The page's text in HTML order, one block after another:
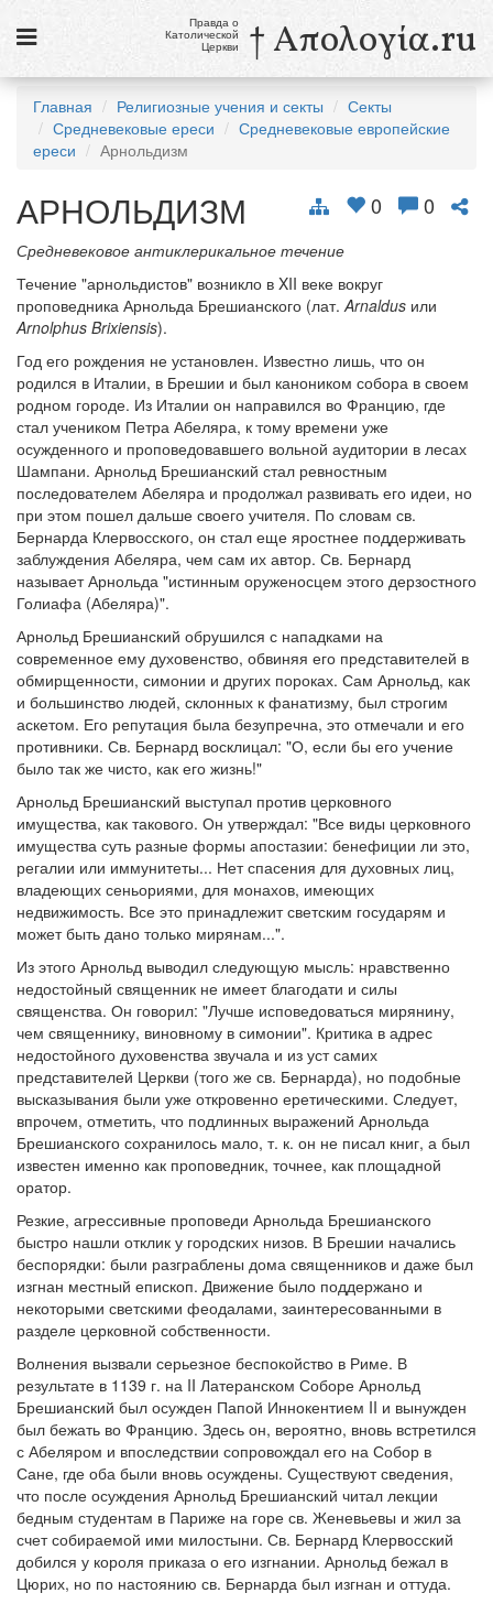
Новости
Галерея
Ссылки
Религиозные учения и секты, справочник
6 августа
Преображение Господне
см. календарь
Обратная связь
mail@apologia.ru
Отправить сообщение
Вход
Правда о
Католической
Церкви † Απολογία.ru
Главная Религиозные учения и секты
Секты
Средневековые ереси
Средневековые европейские
ереси
Арнольдизм
0 0
АРНОЛЬДИЗМ
Средневековое антиклерикальное течение
Течение "арнольдистов" возникло в XII веке вокруг
проповедника Арнольда Брешианского (лат.Arnaldus или
Arnolphus Brixiensis).
Год его рождения не установлен. Известно лишь, что он
родился в Италии, в Брешии и был каноником собора в своем
родном городе. Из Италии он направился во Францию, где
стал учеником Петра Абеляра, к тому времени уже
осужденного и проповедовавшего вольной аудитории в лесах
Шампани. Арнольд Брешианский стал ревностным
последователем Абеляра и продолжал развивать его идеи, но
при этом пошел дальше своего учителя. По словам св.
Бернарда Клервосского, он стал еще яростнее поддерживать
заблуждения Абеляра, чем сам их автор. Св. Бернард
называет Арнольда "истинным оруженосцем этого дерзостного
Голиафа (Абеляра)".
Арнольд Брешианский обрушился с нападками на
современное ему духовенство, обвиняя его представителей в
обмирщенности, симонии и других пороках. Сам Арнольд, как
и большинство людей, склонных к фанатизму, был строгим
аскетом. Его репутация была безупречна, это отмечали и его
противники. Св. Бернард восклицал: "О, если бы его учение
было так же чисто, как его жизнь!"
Арнольд Брешианский выступал против церковного
имущества, как такового. Он утверждал: "Все виды церковного
имущества суть разные формы апостазии: бенефиции ли это,
регалии или иммунитеты... Нет спасения для духовных лиц,
владеющих сеньориями, для монахов, имеющих
недвижимость. Все это принадлежит светским государям и
может быть дано только мирянам...".
Из этого Арнольд выводил следующую мысль: нравственно
недостойный священник не имеет благодати и силы
священства. Он говорил: "Лучше исповедоваться мирянину,
чем священнику, виновному в симонии". Критика в адрес
недостойного духовенства звучала и из уст самих
представителей Церкви (того же св. Бернарда), но подобные
высказывания были уже откровенно еретическими. Следует,
впрочем, отметить, что подлинных выражений Арнольда
Брешианского сохранилось мало, т. к. он не писал книг, а был
известен именно как проповедник, точнее, как площадной
оратор.
Резкие, агрессивные проповеди Арнольда Брешианского
быстро нашли отклик у городских низов. В Брешии начались
беспорядки: были разграблены дома священников и даже был
изгнан местный епископ. Движение было поддержано и
некоторыми светскими феодалами, заинтересованными в
разделе церковной собственности.
Волнения вызвали серьезное беспокойство в Риме. В
результате в 1139 г. на II Латеранском Соборе Арнольд
Брешианский был осужден Папой Иннокентием II и вынужден
был бежать во Францию. Здесь он, вероятно, вновь встретился
с Абеляром и впоследствии сопровождал его на Собор в
Сане, где оба были вновь осуждены. Существуют сведения,
что после осуждения Арнольд Брешианский читал лекции
бедным студентам в Париже на горе св. Женевьевы и жил за
счет собираемой ими милостыни. Св. Бернард Клервосский
добился у короля приказа о его изгнании. Арнольд бежал в
Цюрих, но по настоянию св. Бернарда был изгнан и оттуда.